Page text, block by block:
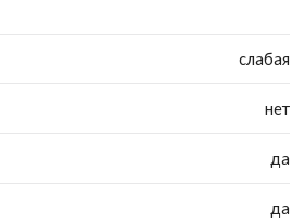
слабая
нет
да
да